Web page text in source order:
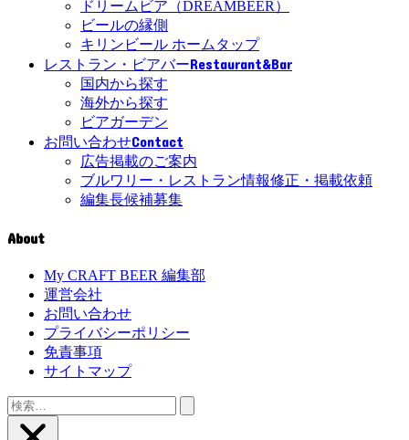
ドリームビア（DREAMBEER）
ビールの縁側
キリンビール ホームタップ
レストラン・ビアバーRestaurant&Bar
国内から探す
海外から探す
ビアガーデン
お問い合わせContact
広告掲載のご案内
ブルワリー・レストラン情報修正・掲載依頼
編集長候補募集
About
My CRAFT BEER 編集部
運営会社
お問い合わせ
プライバシーポリシー
免責事項
サイトマップ
検
索: